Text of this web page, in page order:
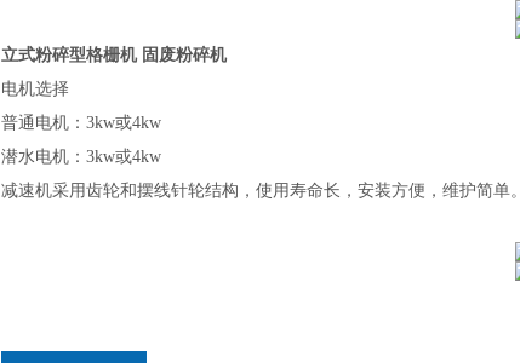
立式粉碎型格栅机 固废粉碎机
电机选择
普通电机： 3kw或4kw
潜水电机： 3kw或4kw
减速机采用齿轮和摆线针轮结构，使用寿命长，安装方便，维护简单。